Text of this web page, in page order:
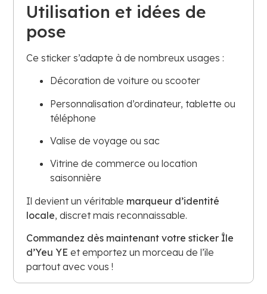
Utilisation et idées de
pose
Ce sticker s’adapte à de nombreux usages :
Décoration de voiture ou scooter
Personnalisation d’ordinateur, tablette ou
téléphone
Valise de voyage ou sac
Vitrine de commerce ou location
saisonnière
Il devient un véritable marqueur d’identité
locale, discret mais reconnaissable.
Commandez dès maintenant votre sticker Île
d’Yeu YE et emportez un morceau de l’île
partout avec vous !